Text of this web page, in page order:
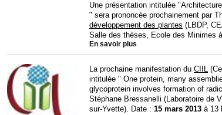
Une présentation intitulée
" sera prononcée prochainement par
développement des plantes (LBDP,
Salle des thèses, Ecole des Minimes à
En savoir plus
La prochaine manifestation du CIIL
intitulée " One protein, many
glycoprotein involves formation of
Stéphane Bressanelli (Laboratoire de
sur-Yvette). Date : 15 mars 2013 à 13